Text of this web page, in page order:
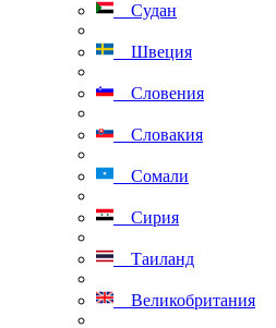
Судан
Швеция
Словения
Словакия
Сомали
Сирия
Таиланд
Великобритания